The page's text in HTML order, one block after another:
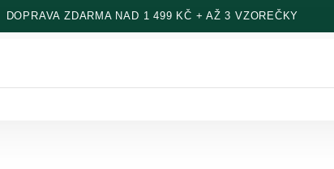
DOPRAVA ZDARMA NAD 1 499 KČ + AŽ 3 VZOREČKY